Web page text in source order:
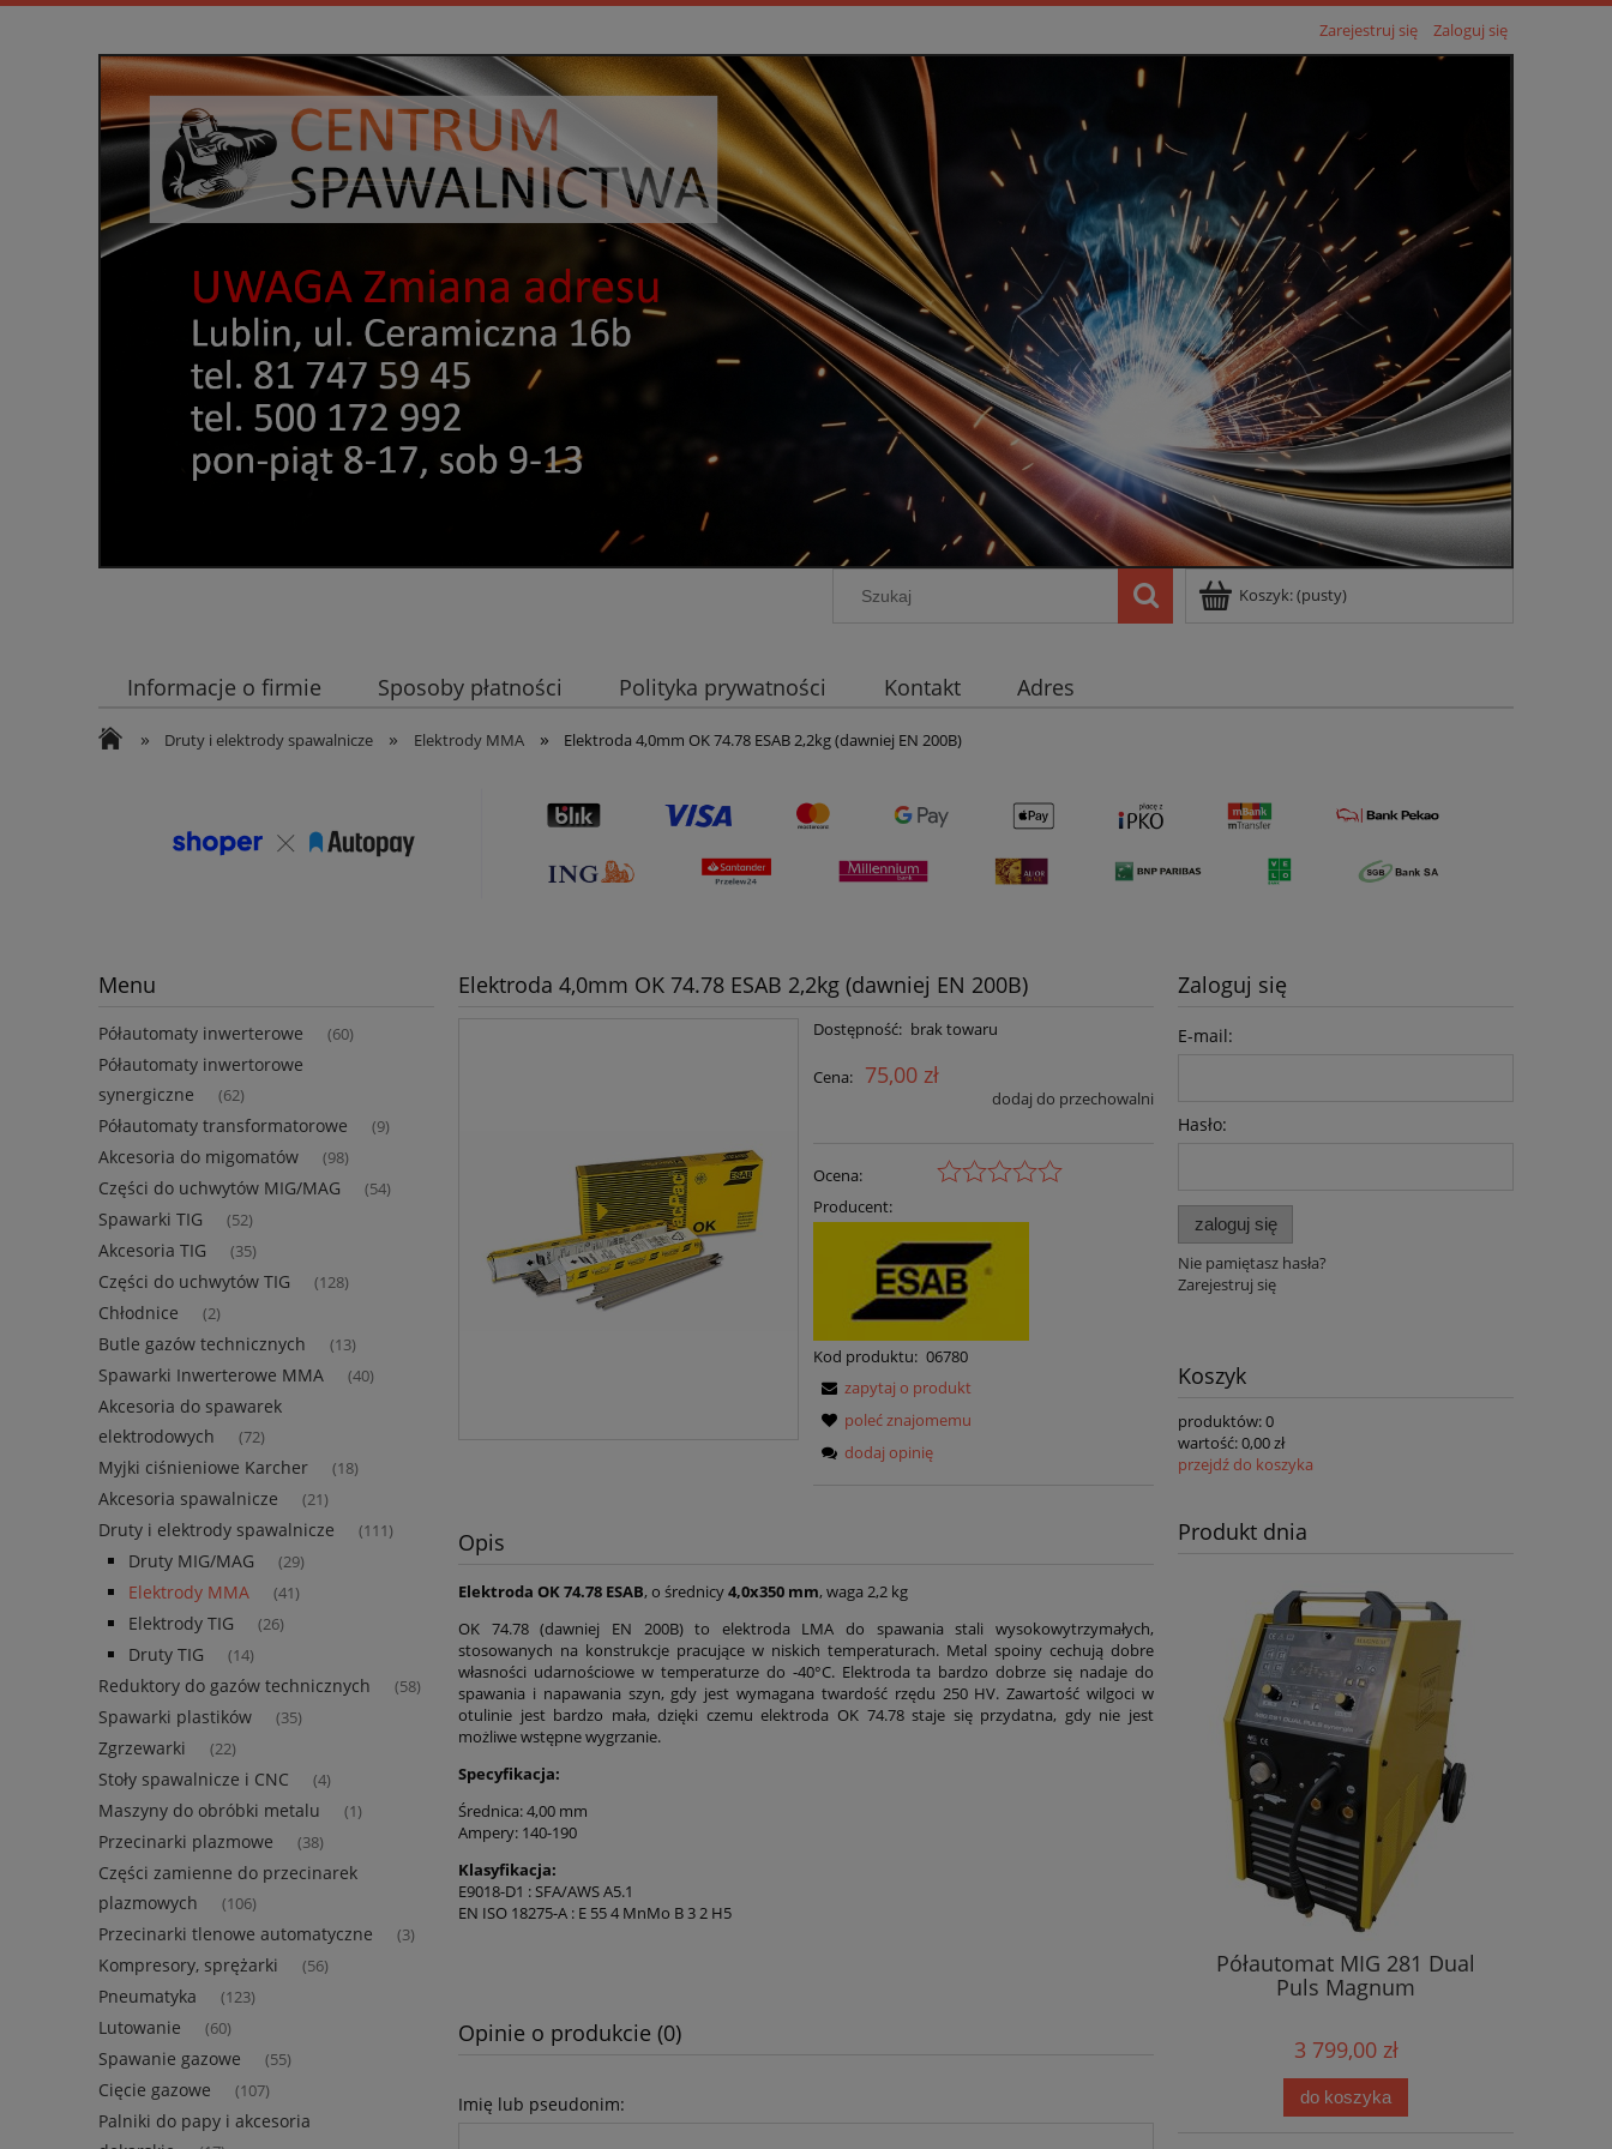
Zarejestruj się Zaloguj się
Koszyk:(pusty)
Informacje o firmie Sposoby płatności Polityka prywatności Kontakt Adres
» Druty i elektrody spawalnicze » Elektrody MMA » Elektroda 4,0mm OK 74.78 ESAB 2,2kg (dawniej EN 200B)
Menu
Półautomaty inwerterowe (60)
Półautomaty inwertorowe
synergiczne
(62)
Półautomaty transformatorowe (9)
Akcesoria do migomatów (98)
Części do uchwytów MIG/MAG (54)
Spawarki TIG (52)
Akcesoria TIG (35)
Części do uchwytów TIG (128)
Chłodnice (2)
Butle gazów technicznych (13)
Spawarki Inwerterowe MMA (40)
Akcesoria do spawarek
elektrodowych
(72)
Myjki ciśnieniowe Karcher (18)
Akcesoria spawalnicze (21)
Druty i elektrody spawalnicze (111)
Druty MIG/MAG (29)
Elektrody MMA (41)
Elektrody TIG (26)
Druty TIG (14)
Reduktory do gazów technicznych (58)
Spawarki plastików (35)
Zgrzewarki (22)
Stoły spawalnicze i CNC (4)
Maszyny do obróbki metalu (1)
Przecinarki plazmowe (38)
Części zamienne do przecinarek
plazmowych
(106)
Przecinarki tlenowe automatyczne (3)
Kompresory, sprężarki (56)
Pneumatyka (123)
Lutowanie (60)
Spawanie gazowe (55)
Cięcie gazowe (107)
Palniki do papy i akcesoria
Elektroda 4,0mm OK 74.78 ESAB 2,2kg (dawniej EN 200B)
Dostępność: brak towaru
Cena: 75,00 zł
dodaj do przechowalni
Ocena:
Producent:
Kod produktu: 06780
zapytaj o produkt
poleć znajomemu
dodaj opinię
Opis
Elektroda OK74.78 ESAB, o średnicy4,0x350 mm, waga 2,2 kg
OK 74.78 (dawniej EN 200B) to elektroda LMA do spawania stali wysokowytrzymałych,
stosowanych na konstrukcje pracujące w niskich temperaturach. Metal spoiny cechują dobre
własności udarnościowe w temperaturze do -40°C. Elektroda ta bardzo dobrze się nadaje do
spawania i napawania szyn, gdy jest wymagana twardość rzędu 250 HV. Zawartość wilgoci w
otulinie jest bardzo mała, dzięki czemu elektroda OK 74.78 staje się przydatna, gdy nie jest
możliwe wstępne wygrzanie.
Specyfikacja:
Średnica: 4,00 mm
Ampery: 140-190
Klasyfikacja:
E9018-D1 : SFA/AWS A5.1
EN ISO 18275-A : E 55 4 MnMo B 3 2 H5
Opinie o produkcie (0)
Imię lub pseudonim:
Zaloguj się
E-mail:
Hasło:
zaloguj się
Nie pamiętasz hasła?
Zarejestruj się
Koszyk
produktów:0
wartość:0,00 zł
przejdź do koszyka
Produkt dnia
Półautomat MIG 281 Dual
Puls Magnum
3 799,00 zł
do koszyka